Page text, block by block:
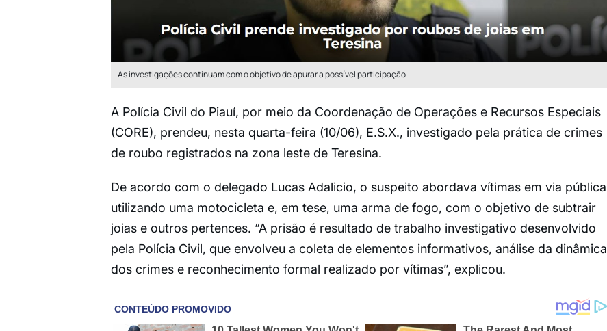
As investigações continuam com o objetivo de apurar a possível participação
A Polícia Civil do Piauí, por meio da Coordenação de Operações e Recursos Especiais
(CORE), prendeu, nesta quarta-feira (10/06), E.S.X., investigado pela prática de crimes
de roubo registrados na zona leste de Teresina.
De acordo com o delegado Lucas Adalicio, o suspeito abordava vítimas em via pública
utilizando uma motocicleta e, em tese, uma arma de fogo, com o objetivo de subtrair
joias e outros pertences. “A prisão é resultado de trabalho investigativo desenvolvido
pela Polícia Civil, que envolveu a coleta de elementos informativos, análise da dinâmica
dos crimes e reconhecimento formal realizado por vítimas”, explicou.